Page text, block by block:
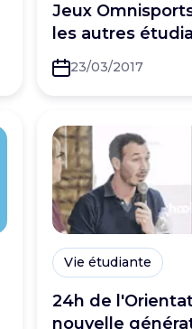
Jeux
les autres
sports !
23/03/2017
Vie étudiante
24h de
nouvelle